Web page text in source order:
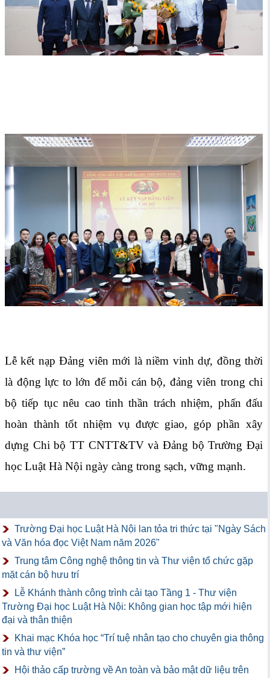
Lễ kết nạp Đảng viên mới là niềm vinh dự, đồng thời
là động lực to lớn để mỗi cán bộ, đảng viên trong chi
bộ tiếp tục nêu cao tinh thần trách nhiệm, phấn đấu
hoàn thành tốt nhiệm vụ được giao, góp phần xây
dựng Chi bộ TT CNTT&TV và Đảng bộ Trường Đại
học Luật Hà Nội ngày càng trong sạch, vững mạnh.
Trường Đại học Luật Hà Nội lan tỏa tri thức tại "Ngày Sách
và Văn hóa đọc Việt Nam năm 2026"
Trung tâm Công nghệ thông tin và Thư viện tổ chức gặp
mặt cán bộ hưu trí
Lễ Khánh thành công trình cải tạo Tầng 1 - Thư viện
Trường Đại học Luật Hà Nội: Không gian học tập mới hiện
đại và thân thiện
Khai mạc Khóa học “Trí tuệ nhân tạo cho chuyên gia thông
tin và thư viện”
Hội thảo cấp trường về An toàn và bảo mật dữ liệu trên